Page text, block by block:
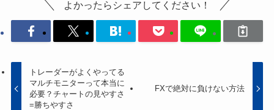
よかったらシェアしてください！
トレーダーがよくやってる
マルチモニターって本当に
必要？チャートの見やすさ
=勝ちやすさ
FXで絶対に負けない方法